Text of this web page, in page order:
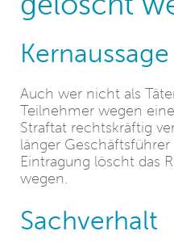
Kernaussage
Auch wer nicht als
Teilnehmer wegen
Straftat rechtskräftig
länger
Eintragung löscht das
wegen.
Sachverhalt